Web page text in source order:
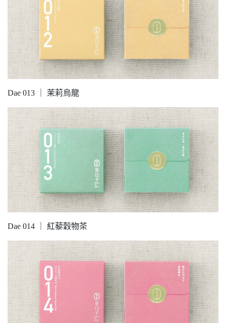
Dae 013 ｜ 茉莉烏龍
Dae 014 ｜ 紅藜穀物茶